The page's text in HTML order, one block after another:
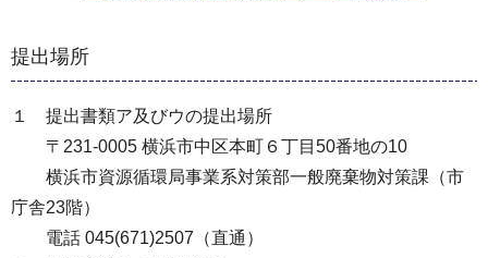
提出場所
１ 提出書類ア及びウの提出場所
〒231-0005 横浜市中区本町６丁目50番地の10
横浜市資源循環局事業系対策部一般廃棄物対策課（市
庁舎23階）
電話 045(671)2507（直通）